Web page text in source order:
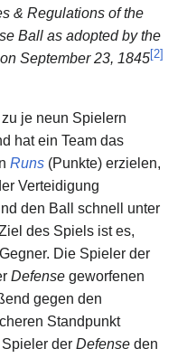
& Regulations of the
Ball as adopted by the
September 23, 1845[2]
je neun Spielern
hat ein Team das
Runs (Punkte) erzielen,
Verteidigung
den Ball schnell unter
des Spiels ist es,
Die Spieler der
Defense geworfenen
gegen den
Standpunkt
der Defense den